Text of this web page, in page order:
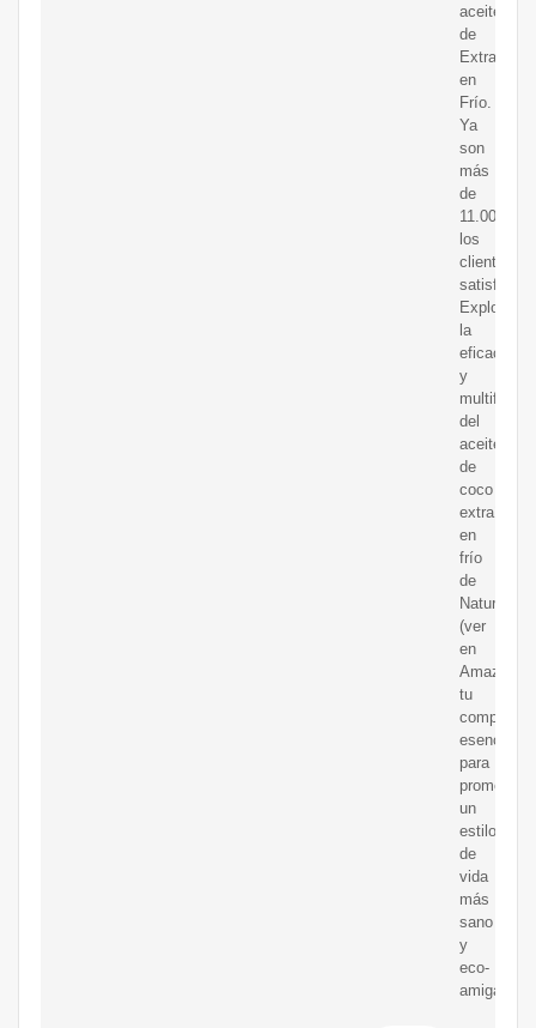
aceite
de
Extracción
en
Frío.
Ya
son
más
de
11.000
los
clientes
Explora
la
eficacia
y
del
aceite
de
coco
extraído
en
frío
de
(ver
en
Amazon),
tu
compañero
esencial
para
promover
un
estilo
de
vida
más
sano
y
eco-
amigable.